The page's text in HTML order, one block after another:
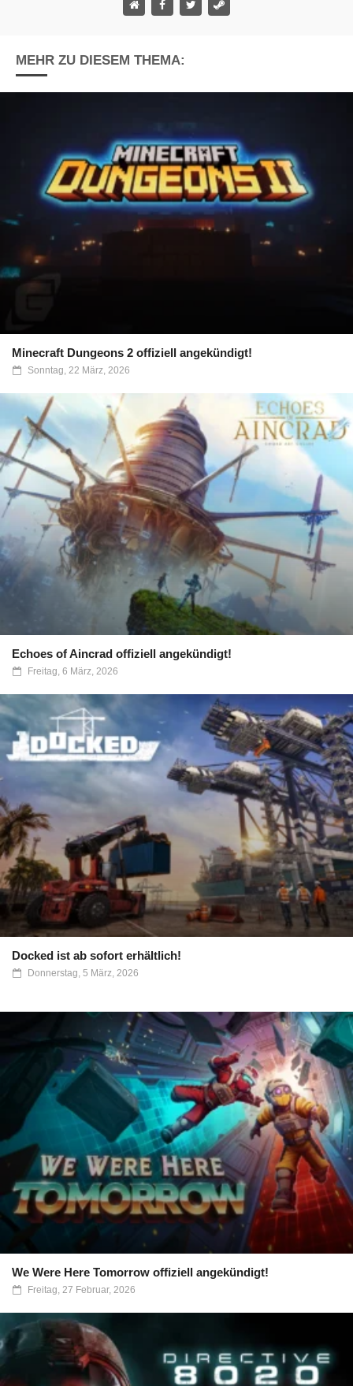
MEHR ZU DIESEM THEMA:
Minecraft Dungeons 2 offiziell angekündigt!
Sonntag, 22 März, 2026
Echoes of Aincrad offiziell angekündigt!
Freitag, 6 März, 2026
Docked ist ab sofort erhältlich!
Donnerstag, 5 März, 2026
We Were Here Tomorrow offiziell angekündigt!
Freitag, 27 Februar, 2026